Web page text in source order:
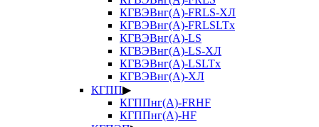
КГВЭВнг(А)-FRLS-ХЛ
КГВЭВнг(А)-FRLSLTx
КГВЭВнг(А)-LS
КГВЭВнг(А)-LS-ХЛ
КГВЭВнг(А)-LSLTx
КГВЭВнг(А)-ХЛ
КГПП▶
КГППнг(А)-FRHF
КГППнг(А)-HF